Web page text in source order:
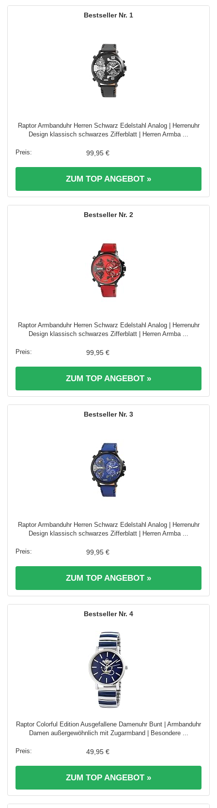
1
Raptor Armbanduhr Herren Schwarz Edelstahl Analog | Herrenuhr
Design klassisch schwarzes Zifferblatt | Herren Armba ...
99,95 €
ZUM TOP ANGEBOT »
2
Raptor Armbanduhr Herren Schwarz Edelstahl Analog | Herrenuhr
Design klassisch schwarzes Zifferblatt | Herren Armba ...
99,95 €
ZUM TOP ANGEBOT »
3
Raptor Armbanduhr Herren Schwarz Edelstahl Analog | Herrenuhr
Design klassisch schwarzes Zifferblatt | Herren Armba ...
99,95 €
ZUM TOP ANGEBOT »
4
Raptor Colorful Edition Ausgefallene Damenuhr Bunt | Armbanduhr
Damen außergewöhnlich mit Zugarmband | Besondere ...
49,95 €
ZUM TOP ANGEBOT »